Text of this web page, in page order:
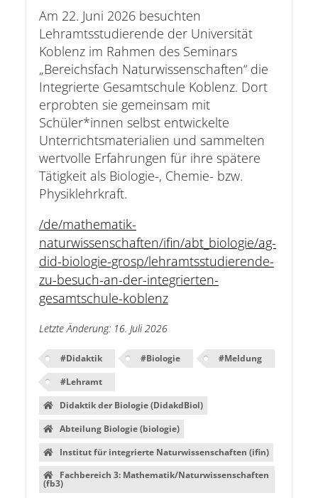
Am 22. Juni 2026 besuchten
Lehramtsstudierende der Universität
Koblenz im Rahmen des Seminars
„Bereichsfach Naturwissenschaften“ die
Integrierte Gesamtschule Koblenz. Dort
erprobten sie gemeinsam mit
Schüler*innen selbst entwickelte
Unterrichtsmaterialien und sammelten
wertvolle Erfahrungen für ihre spätere
Tätigkeit als Biologie-, Chemie- bzw.
Physiklehrkraft.
/de/mathematik-
naturwissenschaften/ifin/abt_biologie/ag-
did-biologie-grosp/lehramtsstudierende-
zu-besuch-an-der-integrierten-
gesamtschule-koblenz
Letzte Änderung: 16. Juli 2026
#Didaktik #Biologie #Meldung
#Lehramt
Didaktik der Biologie (DidakdBiol)
Abteilung Biologie (biologie)
Institut für integrierte Naturwissenschaften (ifin)
Fachbereich 3: Mathematik/Naturwissenschaften
(fb3)